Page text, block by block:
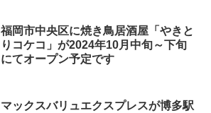
福岡市中央区に焼き鳥居酒屋「やきと
りコケコ」が2024年10月中旬～下旬
にてオープン予定です
マックスバリュエクスプレスが博多駅